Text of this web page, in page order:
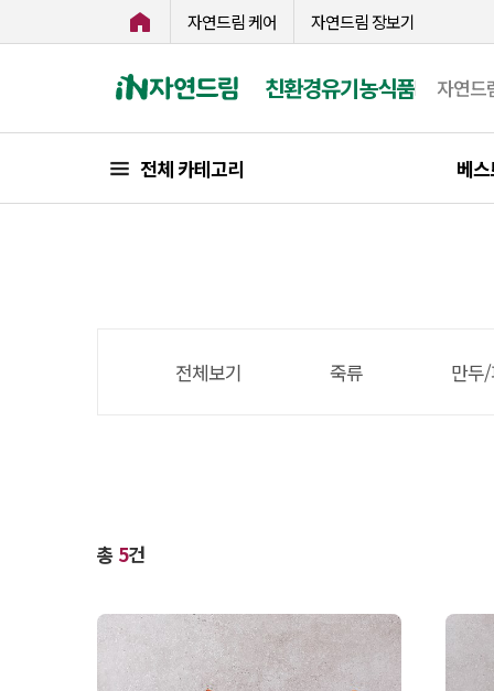
자연드림 케어 자연드림 장보기
친환경유기농식품 자연드
전체 카테고리 베
전체보기 죽류 만두
총 5건